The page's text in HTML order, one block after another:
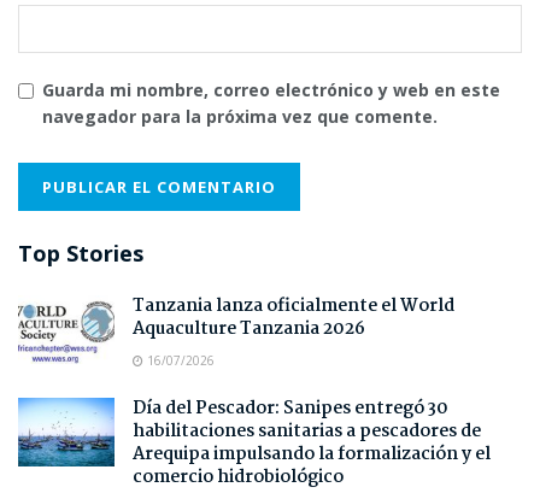
Guarda mi nombre, correo electrónico y web en este
navegador para la próxima vez que comente.
Top Stories
Tanzania lanza oficialmente el World
Aquaculture Tanzania 2026
16/07/2026
Día del Pescador: Sanipes entregó 30
habilitaciones sanitarias a pescadores de
Arequipa impulsando la formalización y el
comercio hidrobiológico